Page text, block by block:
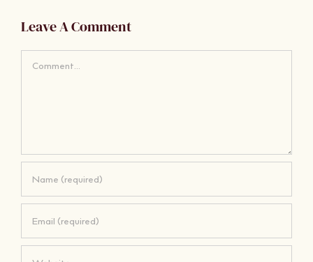
Leave A Comment
Comment